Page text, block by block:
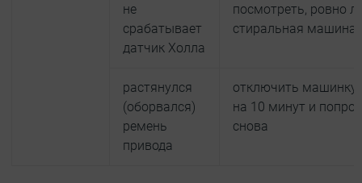
не
срабатывает
датчик Холла
посмотреть, ровно
стиральная машина
растянулся
(оборвался)
ремень
привода
отключить машинку
на 10 минут и
снова